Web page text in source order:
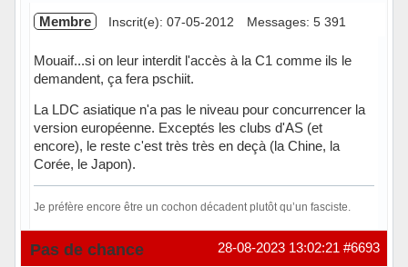
Membre Inscrit(e): 07-05-2012 Messages: 5 391
Mouaif...si on leur interdit l'accès à la C1 comme ils le
demandent, ça fera pschiit.
La LDC asiatique n'a pas le niveau pour concurrencer la
version européenne. Exceptés les clubs d'AS (et
encore), le reste c'est très très en deçà (la Chine, la
Corée, le Japon).
Je préfère encore être un cochon décadent plutôt qu’un fasciste.
Hors ligne #6693
28-08-2023 13:02:21
Pas de chance